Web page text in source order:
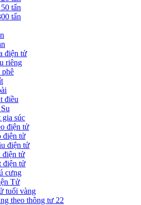
tấn
tấn
điện tử
riêng
phê
điều
gia súc
điện tử
điện tử
điện tử
điện tử
điện tử
cưng
Tử
tuổi vàng
theo thông tư 22